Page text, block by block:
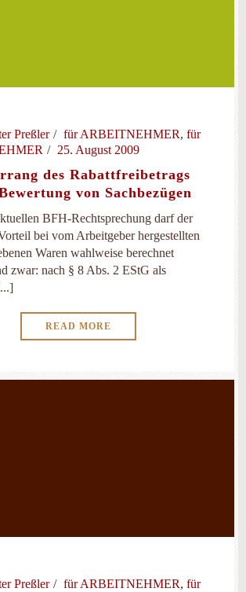
Preßler für ARBEITNEHMER, für
25. August 2009
des Rabattfreibetrags
von Sachbezügen
BFH-Rechtsprechung darf der
bei vom Arbeitgeber hergestellten
Waren wahlweise berechnet
zwar: nach § 8 Abs. 2 EStG als
READ MORE
Preßler für ARBEITNEHMER, für